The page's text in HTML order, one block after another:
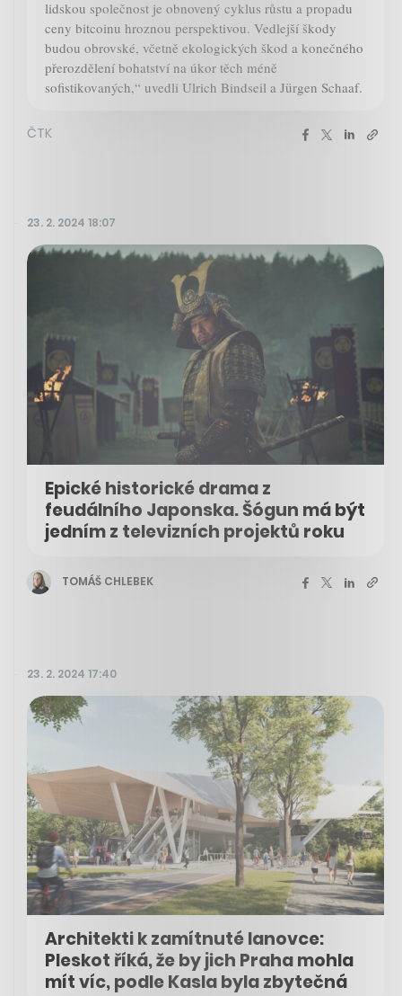
lidskou společnost je obnovený cyklus růstu a propadu
ceny bitcoinu hroznou perspektivou. Vedlejší škody
budou obrovské, včetně ekologických škod a konečného
přerozdělení bohatství na úkor těch méně
sofistikovaných,“ uvedli Ulrich Bindseil a Jürgen Schaaf.
ČTK
23. 2. 2024 18:07
Epické historické drama z
feudálního Japonska. Šógun má být
jedním z televizních projektů roku
TOMÁŠ CHLEBEK
23. 2. 2024 17:40
Architekti k zamítnuté lanovce:
Pleskot říká, že by jich Praha mohla
mít víc, podle Kasla byla zbytečná